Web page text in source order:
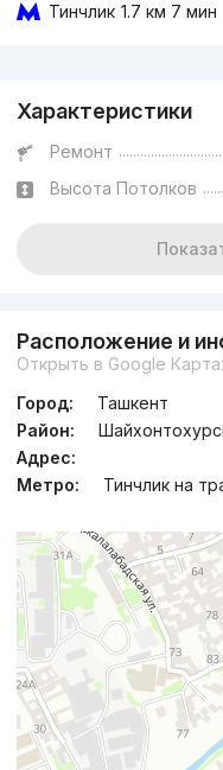
Тинчлик 1.7 км 7 мин
Характеристики
Ремонт
Высота Потолков
Расположение и
Открыть в Google
Город:
Ташкент
Район:
Адрес:
Метро:
Тинчлик на